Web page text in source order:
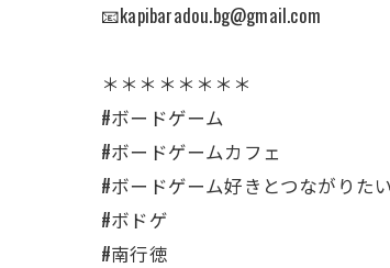
📧kapibaradou.bg@gmail.com
＊＊＊＊＊＊＊＊
#ボードゲーム
#ボードゲームカフェ
#ボードゲーム好きとつながりたい
#ボドゲ
#南行徳